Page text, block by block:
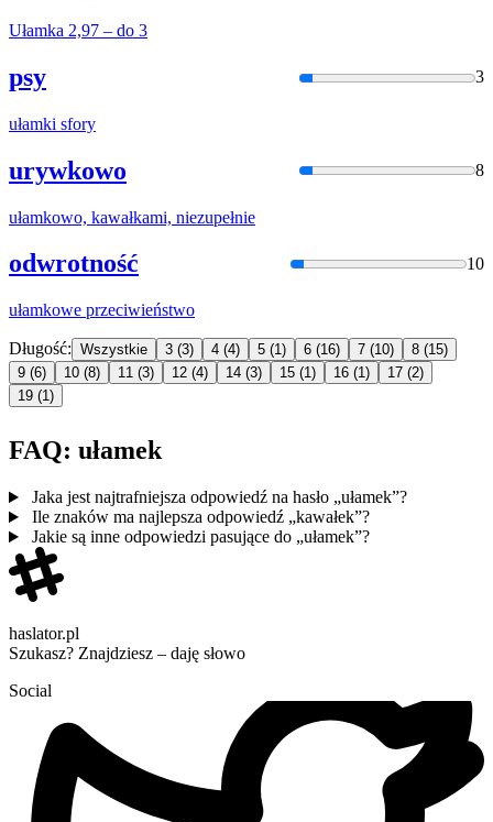
Ułamka 2,97 – do 3
psy 3
ułamki sfory
urywkowo 8
ułamkowo, kawałkami, niezupełnie
odwrotność 10
ułamkowe przeciwieństwo
Długość: Wszystkie 3 (3) 4 (4) 5 (1) 6 (16) 7 (10) 8 (15)
9 (6) 10 (8) 11 (3) 12 (4) 14 (3) 15 (1) 16 (1) 17 (2)
19 (1)
FAQ: ułamek
Jaka jest najtrafniejsza odpowiedź na hasło „ułamek”?
Ile znaków ma najlepsza odpowiedź „kawałek”?
Jakie są inne odpowiedzi pasujące do „ułamek”?
haslator.pl
Szukasz? Znajdziesz – daję słowo
Social